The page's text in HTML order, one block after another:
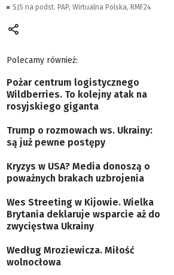
SJS na podst. PAP, Wirtualna Polska, RMF24
Polecamy również:
Pożar centrum logistycznego
Wildberries. To kolejny atak na
rosyjskiego giganta
Trump o rozmowach ws. Ukrainy:
są już pewne postępy
Kryzys w USA? Media donoszą o
poważnych brakach uzbrojenia
Wes Streeting w Kijowie. Wielka
Brytania deklaruje wsparcie aż do
zwycięstwa Ukrainy
Według Mroziewicza. Miłość
wolnocłowa